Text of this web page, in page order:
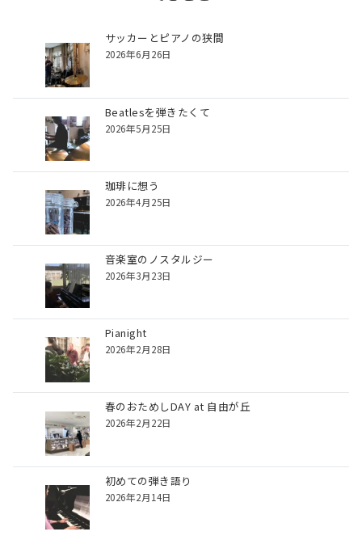
サッカーとピアノの狭間
2026年6月26日
Beatlesを弾きたくて
2026年5月25日
珈琲に想う
2026年4月25日
音楽室のノスタルジー
2026年3月23日
Pianight
2026年2月28日
春のおためしDAY at 自由が丘
2026年2月22日
初めての弾き語り
2026年2月14日